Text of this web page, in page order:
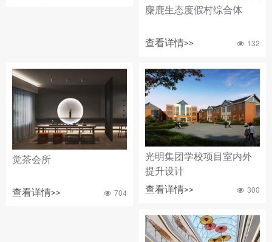
麋鹿生态度假村综合体
查看详情>> 132
觉茶会所
查看详情>> 704
光明集团学校项目室内外
提升设计
查看详情>> 300